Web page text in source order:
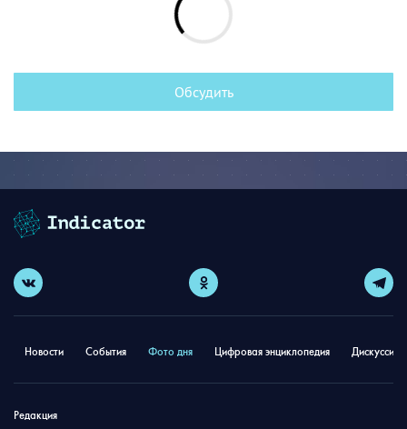
Обсудить
Новости События Фото дня Цифровая энциклопедия
Редакция